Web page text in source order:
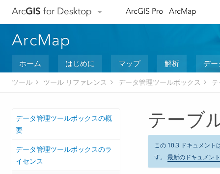
ArcGIS for Desktop ArcGIS Pro ArcMap
ArcMap
ホーム はじめに マップ 解析 デ
ツール ツール リファレンス データ管理ツールボックス
データ管理ツールボックスの概
要
データ管理ツールボックスのラ
イセンス
テーブ
この 10.3 ドキュメント
す。 最新のドキュメン